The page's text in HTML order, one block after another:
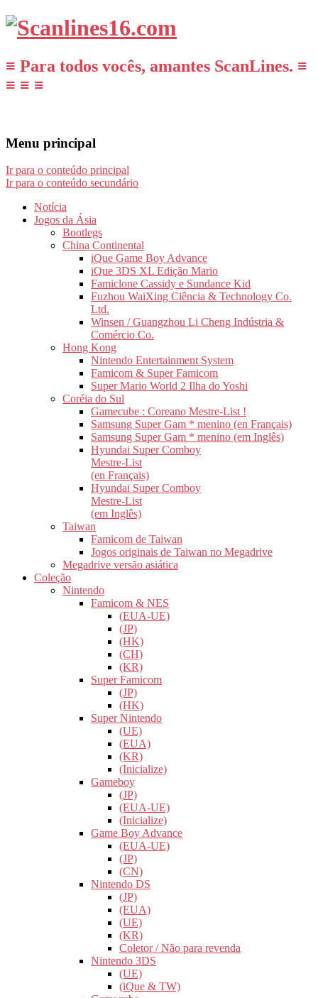
≡ Para todos vocês, amantes ScanLines. ≡
≡ ≡ ≡
Menu principal
Ir para o conteúdo principal
Ir para o conteúdo secundário
Notícia
Jogos da Ásia
Bootlegs
China Continental
iQue Game Boy Advance
iQue 3DS XL Edição Mario
Famiclone Cassidy e Sundance Kid
Fuzhou WaiXing Ciência & Technology Co.
Ltd.
Winsen / Guangzhou Li Cheng Indústria &
Comércio Co.
Hong Kong
Nintendo Entertainment System
Famicom & Super Famicom
Super Mario World 2 Ilha do Yoshi
Coréia do Sul
Gamecube : Coreano Mestre-List !
Samsung Super Gam * menino (en Français)
Samsung Super Gam * menino (em Inglês)
Hyundai Super Comboy
Mestre-List
(en Français)
Hyundai Super Comboy
Mestre-List
(em Inglês)
Taiwan
Famicom de Taiwan
Jogos originais de Taiwan no Megadrive
Megadrive versão asiática
Coleção
Nintendo
Famicom & NES
(EUA-UE)
(JP)
(HK)
(CH)
(KR)
Super Famicom
(JP)
(HK)
Super Nintendo
(UE)
(EUA)
(KR)
(Inicialize)
Gameboy
(JP)
(EUA-UE)
(Inicialize)
Game Boy Advance
(EUA-UE)
(JP)
(CN)
Nintendo DS
(JP)
(EUA)
(UE)
(KR)
Coletor / Não para revenda
Nintendo 3DS
(UE)
(iQue & TW)